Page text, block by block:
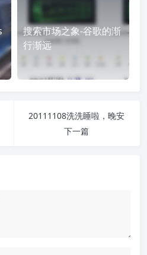
搜索市场之象-谷歌的渐
行渐远
20111108洗洗睡啦，晚安
下一篇